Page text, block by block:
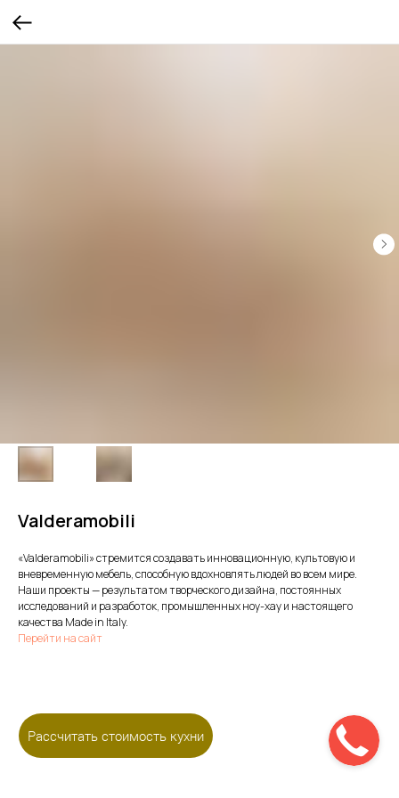
Valderamobili
«Valderamobili» стремится создавать инновационную, культовую и
вневременную мебель, способную вдохновлять людей во всем мире.
Наши проекты — результатом творческого дизайна, постоянных
исследований и разработок, промышленных ноу-хау и настоящего
качества Made in Italy.
Перейти на сайт
Рассчитать стоимость кухни